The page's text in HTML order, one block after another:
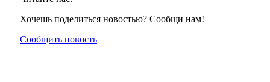
Хочешь поделиться новостью? Сообщи нам!
Сообщить новость